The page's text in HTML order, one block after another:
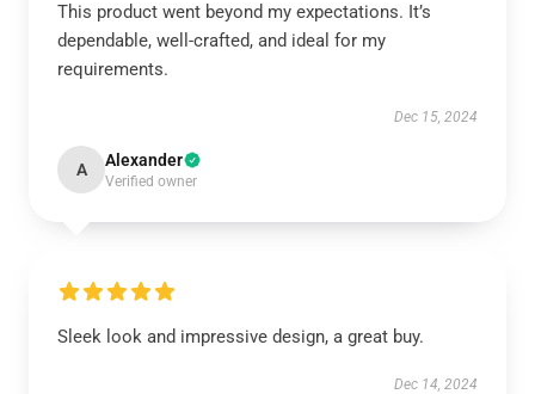
This product went beyond my expectations. It’s
dependable, well-crafted, and ideal for my
requirements.
Dec 15, 2024
A Alexander
Verified owner
Sleek look and impressive design, a great buy.
Dec 14, 2024